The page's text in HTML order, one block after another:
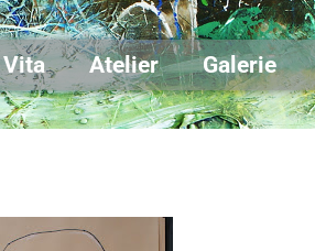
Vita Atelier Galerie